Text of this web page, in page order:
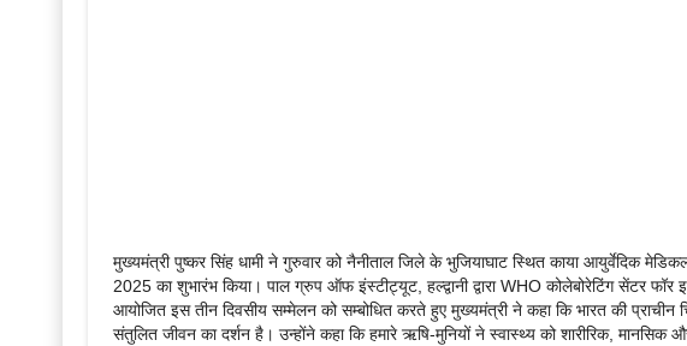
मुख्यमंत्री पुष्कर सिंह धामी ने गुरुवार को नैनीताल जिले के भुजियाघाट स्थित काया आयुर्वेदिक
2025 का शुभारंभ किया। पाल ग्रुप ऑफ इंस्टीट्यूट, हल्द्वानी द्वारा WHO कोलेबोरेटिंग सेंटर
आयोजित इस तीन दिवसीय सम्मेलन को सम्बोधित करते हुए मुख्यमंत्री ने कहा कि भारत की प्राचीन
संतुलित जीवन का दर्शन है। उन्होंने कहा कि हमारे ऋषि-मुनियों ने स्वास्थ्य को शारीरिक,